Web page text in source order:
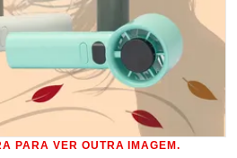
PARA VER OUTRA IMAGEM.